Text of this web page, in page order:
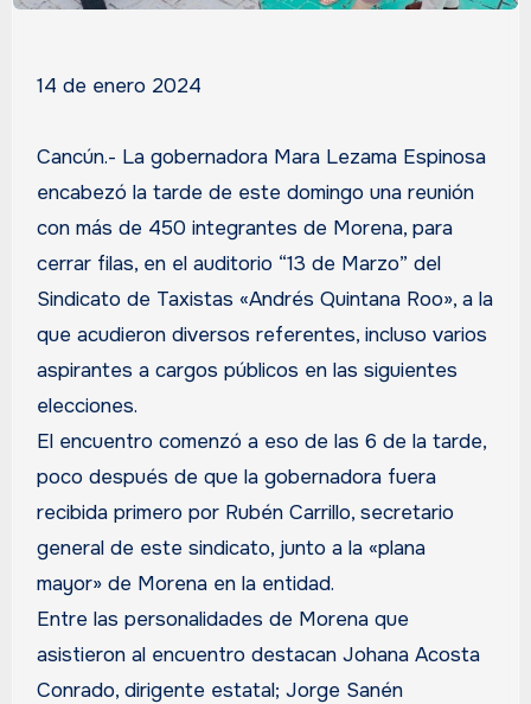
14 de enero 2024
Cancún.- La gobernadora Mara Lezama Espinosa
encabezó la tarde de este domingo una reunión
con más de 450 integrantes de Morena, para
cerrar filas, en el auditorio “13 de Marzo” del
Sindicato de Taxistas «Andrés Quintana Roo», a la
que acudieron diversos referentes, incluso varios
aspirantes a cargos públicos en las siguientes
elecciones.
El encuentro comenzó a eso de las 6 de la tarde,
poco después de que la gobernadora fuera
recibida primero por Rubén Carrillo, secretario
general de este sindicato, junto a la «plana
mayor» de Morena en la entidad.
Entre las personalidades de Morena que
asistieron al encuentro destacan Johana Acosta
Conrado, dirigente estatal; Jorge Sanén